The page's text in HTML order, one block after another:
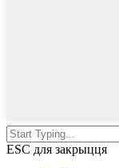
ESC для закрыцця